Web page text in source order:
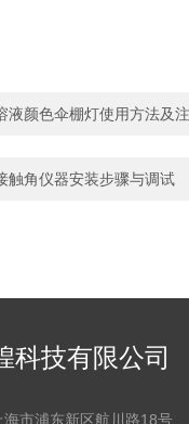
液颜色伞棚灯使用方法及
触角仪器安装步骤与调试
科技有限公司
海市浦东新区航川路18号